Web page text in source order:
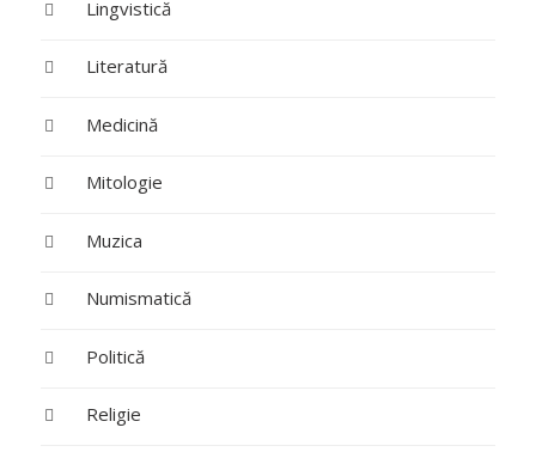
Lingvistică
Literatură
Medicină
Mitologie
Muzica
Numismatică
Politică
Religie